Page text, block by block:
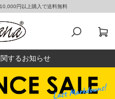
円以上購入で送料無料
するお知らせ